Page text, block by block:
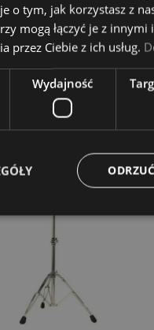
DO KOSZYKA
ZOBACZ WIĘCEJ
o tym, jak korzystasz z
mogą łączyć je z
przez Ciebie z ich usług.
Wydajność